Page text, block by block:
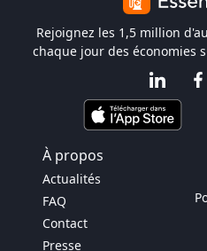
Rejoignez les 1,5 million
chaque jour des économies
À propos
Actualités
FAQ
Contact
Presse